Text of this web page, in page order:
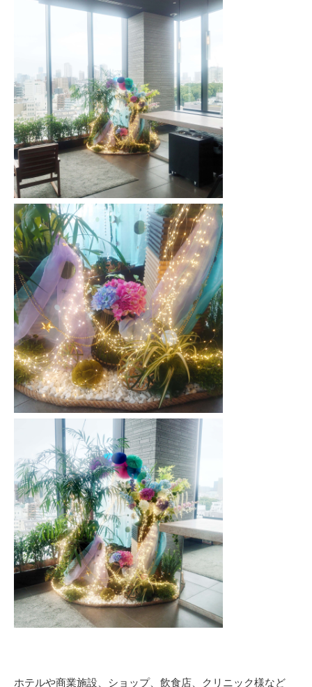
ホテルや商業施設、ショップ、飲食店、クリニック様など